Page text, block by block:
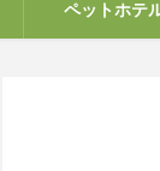
ペットホテ